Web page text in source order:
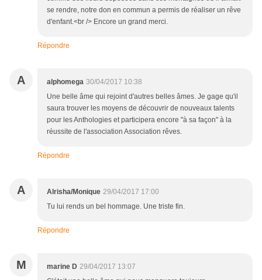
se rendre, notre don en commun a permis de réaliser un rêve
d'enfant.<br /> Encore un grand merci.
Répondre
A alphomega 30/04/2017 10:38
Une belle âme qui rejoint d'autres belles âmes. Je gage qu'il
saura trouver les moyens de découvrir de nouveaux talents
pour les Anthologies et participera encore "à sa façon" à la
réussite de l'association Association rêves.
Répondre
A Alrisha/Monique 29/04/2017 17:00
Tu lui rends un bel hommage. Une triste fin.
Répondre
M marine D 29/04/2017 13:07